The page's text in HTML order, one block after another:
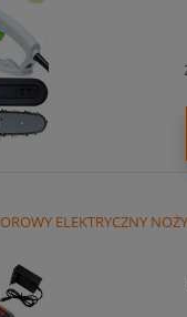
ELEKTRYCZNY